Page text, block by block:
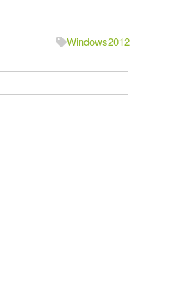
Windows2012